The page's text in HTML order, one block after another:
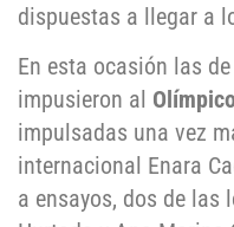
dispuestas a llegar a
En esta ocasión las
impusieron al
impulsadas una vez
internacional Enara
a ensayos, dos de las